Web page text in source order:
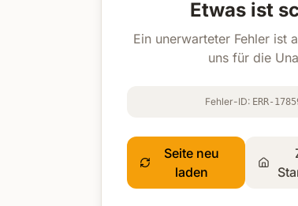
Etwas ist
Ein unerwarteter Fehler ist
uns für die
Fehler-ID: ERR-
Seite neu
laden